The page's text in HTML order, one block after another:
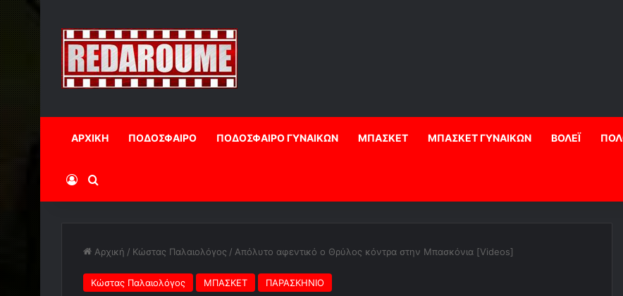
ΑΡΧΙΚΗ ΠΟΔΟΣΦΑΙΡΟ ΠΟΔΟΣΦΑΙΡΟ ΓΥΝΑΙΚΩΝ ΜΠΑΣΚΕΤ ΜΠΑΣΚΕΤ ΓΥΝΑΙΚΩΝ ΒΟΛΕΪ
Log InΑναζήτηση
Αρχική / Κώστας Παλαιολόγος / Απόλυτο αφεντικό ο Θρύλος κόντρα στην Μπασκόνια [Videos]
Κώστας Παλαιολόγος ΜΠΑΣΚΕΤ ΠΑΡΑΣΚΗΝΙΟ